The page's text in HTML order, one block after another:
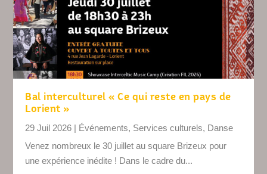
Bal interculturel « Ce qui reste en pays de
Lorient »
29 Juil 2026 | Événements, Services culturels, Danse
Venez nombreux le 30 juillet au square Brizeux pour
une expérience inédite ! Dans le cadre du...